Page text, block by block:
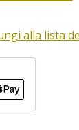
alla lista